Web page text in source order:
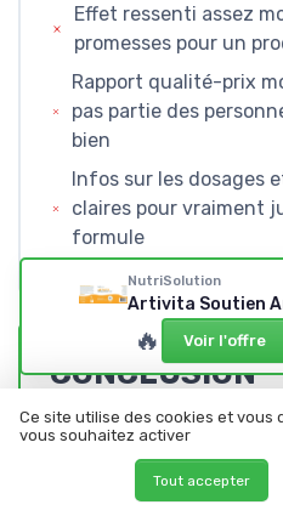
Effet ressenti assez
promesses pour un
Rapport qualité-prix
pas partie des
bien
Infos sur les dosages
claires pour vraiment
formule
CONCLUSION
NOTE DE LA RÉDACTION
★★★★★
★★★★★
NutriSolution
Artivita Soutien
🔥 Voir l'offre
Ce site utilise des cookies et vous
vous souhaitez activer
Tout accepter